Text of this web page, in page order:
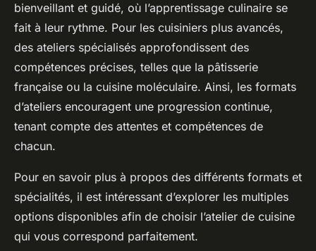
bienveillant et guidé, où l’apprentissage culinaire se
fait à leur rythme. Pour les cuisiniers plus avancés,
des ateliers spécialisés approfondissent des
compétences précises, telles que la pâtisserie
française ou la cuisine moléculaire. Ainsi, les formats
d’ateliers encouragent une progression continue,
tenant compte des attentes et compétences de
chacun.
Pour en savoir plus à propos des différents formats et
spécialités, il est intéressant d’explorer les multiples
options disponibles afin de choisir l’atelier de cuisine
qui vous correspond parfaitement.